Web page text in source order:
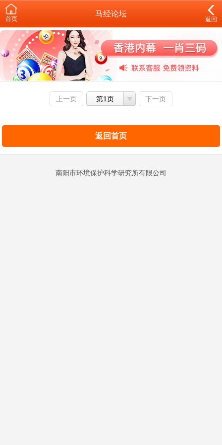
首页
马经论坛
返回
上一页 第1页 下一页
返回首页
南阳市环境保护科学研究所有限公司